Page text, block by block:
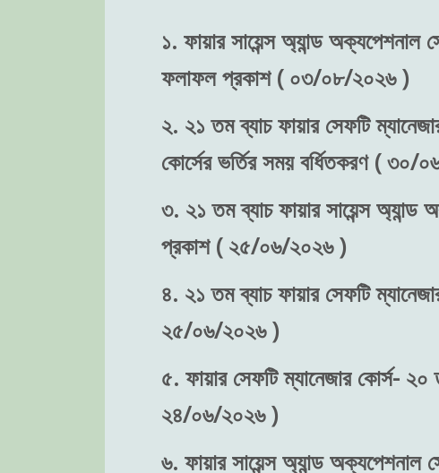
১. ফায়ার সায়েন্স অ্যান্ড অক্যপেশনাল
ফলাফল প্রকাশ ( ০৩/০৮/২০২৬ )
২. ২১ তম ব্যাচ ফায়ার সেফটি
কোর্সের ভর্তির সময় বর্ধিতকরণ ( ৩০/
৩. ২১ তম ব্যাচ ফায়ার সায়েন্স অ্যান্ড
প্রকাশ ( ২৫/০৬/২০২৬ )
৪. ২১ তম ব্যাচ ফায়ার সেফটি
২৫/০৬/২০২৬ )
৫. ফায়ার সেফটি ম্যানেজার কোর্স- ২০
২৪/০৬/২০২৬ )
৬. ফায়ার সায়েন্স অ্যান্ড অক্যপেশনাল